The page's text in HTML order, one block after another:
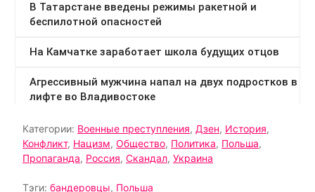
Категории: Военные преступления, Дзен, История,
Конфликт, Нацизм, Общество, Политика, Польша,
Пропаганда, Россия, Скандал, Украина
Тэги: бандеровцы, Польша